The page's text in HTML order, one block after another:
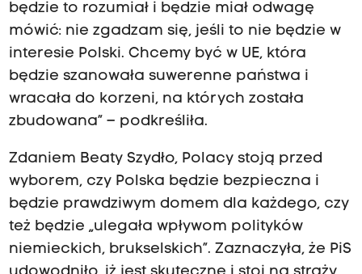
będzie to rozumiał i będzie miał odwagę
mówić: nie zgadzam się, jeśli to nie będzie w
interesie Polski. Chcemy być w UE, która
będzie szanowała suwerenne państwa i
wracała do korzeni, na których została
zbudowana” – podkreśliła.
Zdaniem Beaty Szydło, Polacy stoją przed
wyborem, czy Polska będzie bezpieczna i
będzie prawdziwym domem dla każdego, czy
też będzie „ulegała wpływom polityków
niemieckich, brukselskich”. Zaznaczyła, że PiS